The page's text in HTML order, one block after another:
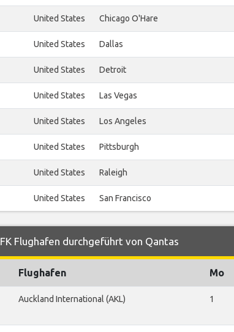
United States Chicago O'Hare
United States Dallas
United States Detroit
United States Las Vegas
United States Los Angeles
United States Pittsburgh
United States Raleigh
United States San Francisco
Flughafen durchgeführt von Qantas
Flughafen Mo
Auckland International (AKL) 1